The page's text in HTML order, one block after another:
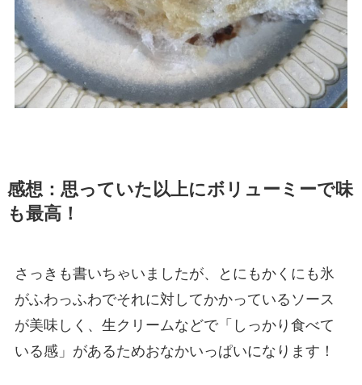
感想：思っていた以上にボリューミーで味
も最高！
さっきも書いちゃいましたが、とにもかくにも 氷
がふわっふわでそれに対してかかっているソース
が美味しく、生クリームなどで「しっかり食べて
いる感」があるためおなかいっぱいになります！